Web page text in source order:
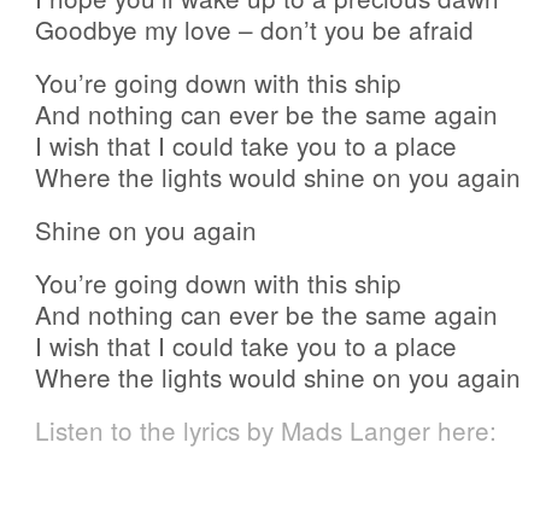
Goodbye my love – don’t you be afraid
You’re going down with this ship
And nothing can ever be the same again
I wish that I could take you to a place
Where the lights would shine on you again
Shine on you again
You’re going down with this ship
And nothing can ever be the same again
I wish that I could take you to a place
Where the lights would shine on you again
Listen to the lyrics by Mads Langer here: